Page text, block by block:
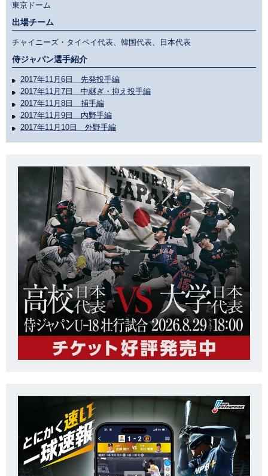
東京ドーム
出場チーム
チャイニーズ・タイペイ代表、韓国代表、日本代表
侍ジャパン選手紹介
2017年11月6日 先発投手編
2017年11月7日 中継ぎ・抑え投手編
2017年11月8日 捕手編
2017年11月9日 内野手編
2017年11月10日 外野手編